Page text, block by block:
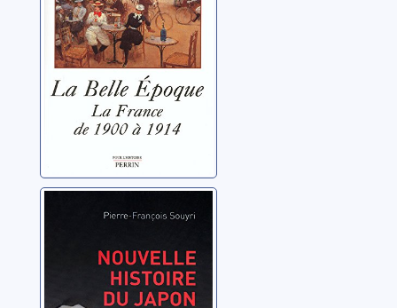
Winock, Michel
Souyri, Pierre